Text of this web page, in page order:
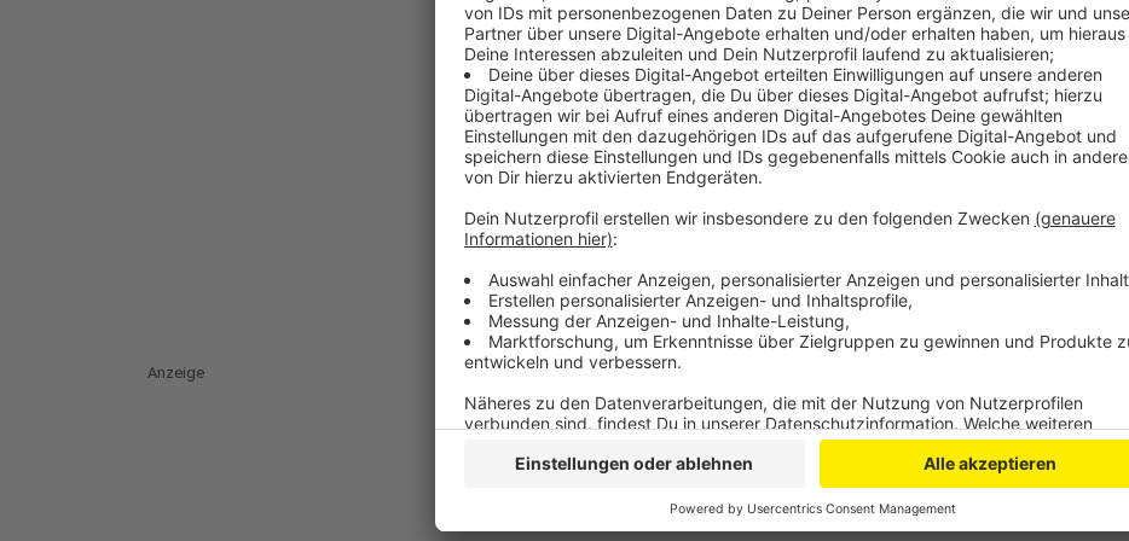
Ein Hoch auf die Liebe!
Anzeige
©Radio Leverkusen
Anzeige
Anzeige